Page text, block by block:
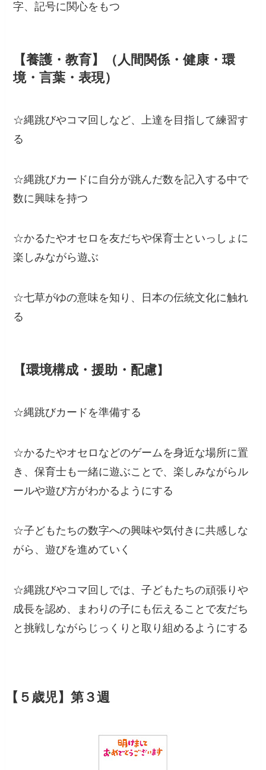
字、記号に関心をもつ
【養護・教育】（人間関係・健康・環
境・言葉・表現）
☆縄跳びやコマ回しなど、上達を目指して練習す
る
☆縄跳びカードに自分が跳んだ数を記入する中で
数に興味を持つ
☆かるたやオセロを友だちや保育士といっしょに
楽しみながら遊ぶ
☆七草がゆの意味を知り、日本の伝統文化に触れ
る
【環境構成・援助・配慮】
☆縄跳びカードを準備する
☆かるたやオセロなどのゲームを身近な場所に置
き、保育士も一緒に遊ぶことで、楽しみながらル
ールや遊び方がわかるようにする
☆子どもたちの数字への興味や気付きに共感しな
がら、遊びを進めていく
☆縄跳びやコマ回しでは、子どもたちの頑張りや
成長を認め、まわりの子にも伝えることで友だち
と挑戦しながらじっくりと取り組めるようにする
【５歳児】 第３週